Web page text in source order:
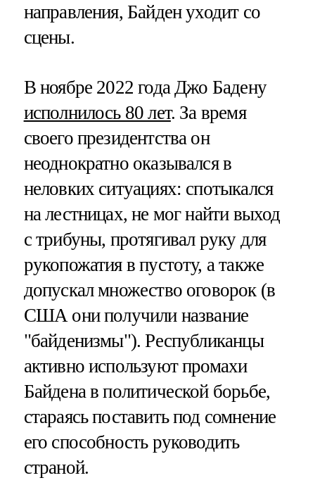
направления, Байден уходит со
сцены.
В ноябре 2022 года Джо Бадену
исполнилось 80 лет. За время
своего президентства он
неоднократно оказывался в
неловких ситуациях: спотыкался
на лестницах, не мог найти выход
с трибуны, протягивал руку для
рукопожатия в пустоту, а также
допускал множество оговорок (в
США они получили название
"байденизмы"). Республиканцы
активно используют промахи
Байдена в политической борьбе,
стараясь поставить под сомнение
его способность руководить
страной.